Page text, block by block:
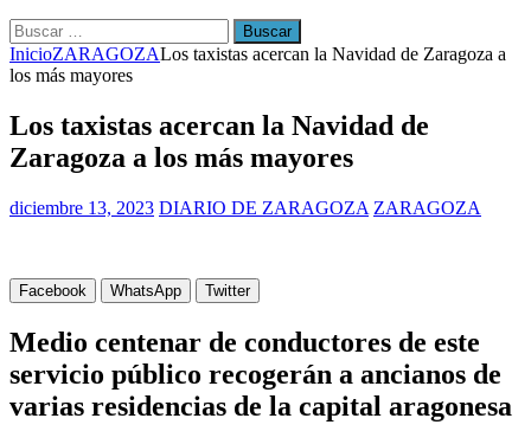
Buscar:
InicioZARAGOZALos taxistas acercan la Navidad de Zaragoza a
los más mayores
Los taxistas acercan la Navidad de
Zaragoza a los más mayores
diciembre 13, 2023 DIARIO DE ZARAGOZA ZARAGOZA
Facebook WhatsApp Twitter
Medio centenar de conductores de este
servicio público recogerán a ancianos de
varias residencias de la capital aragonesa